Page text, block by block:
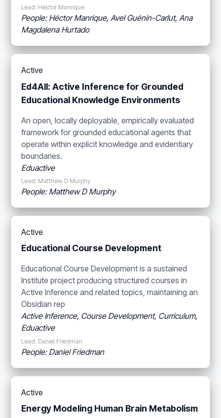
Lead: Héctor Manrique
People: Héctor Manrique, Avel Guénin-Carlut, Ana
Magdalena Hurtado
Active
Ed4All: Active Inference for Grounded
Educational Knowledge Environments
An open, locally deployable, empirically evaluated
framework for grounded educational agents that
operate within explicit knowledge and evidentiary
boundaries.
Eduactive
Lead: Matthew D Murphy
People: Matthew D Murphy
Active
Educational Course Development
Educational Course Development is a sustained
Institute project producing structured courses in
Active Inference and related topics, maintaining an
Obsidian rep
Active Inference, Course Development, Curriculum,
Eduactive
Lead: Daniel Friedman
People: Daniel Friedman
Active
Energy Modeling Human Brain Metabolism